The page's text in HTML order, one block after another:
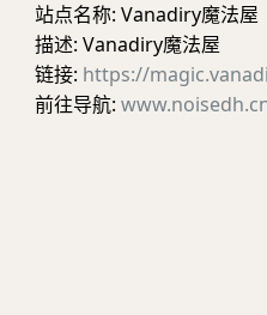
站点名称: Vanadiry魔法屋
描述: Vanadiry魔法屋
链接: https://
前往导航: